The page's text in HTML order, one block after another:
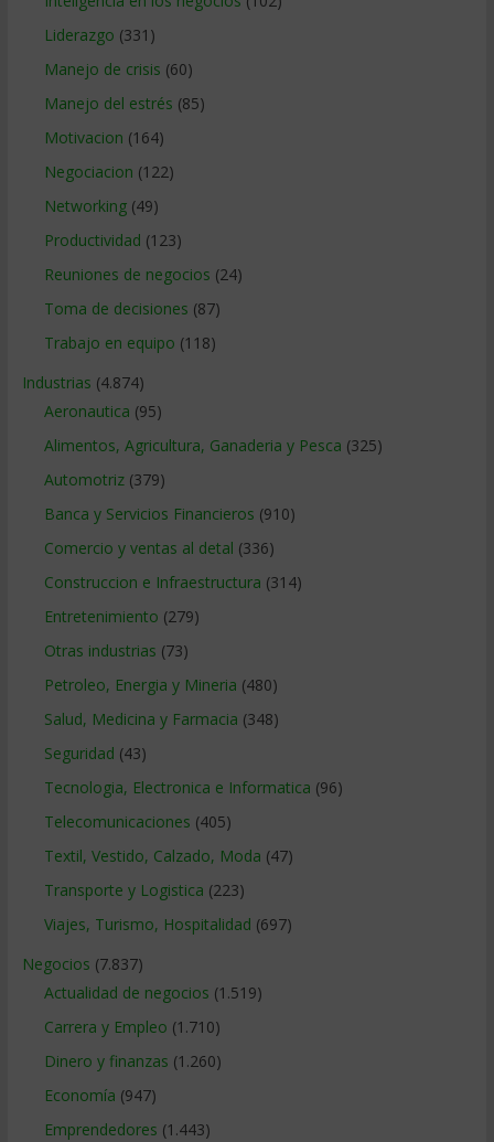
Liderazgo (331)
Manejo de crisis (60)
Manejo del estrés (85)
Motivacion (164)
Negociacion (122)
Networking(49)
Productividad (123)
Reuniones de negocios (24)
Toma de decisiones (87)
Trabajo en equipo (118)
Industrias (4.874)
Aeronautica (95)
Alimentos, Agricultura, Ganaderia y Pesca (325)
Automotriz(379)
Banca y Servicios Financieros (910)
Comercio y ventas al detal (336)
Construccion e Infraestructura (314)
Entretenimiento (279)
Otras industrias (73)
Petroleo, Energia y Mineria (480)
Salud, Medicina y Farmacia (348)
Seguridad (43)
Tecnologia, Electronica e Informatica (96)
Telecomunicaciones (405)
Textil, Vestido, Calzado, Moda (47)
Transporte y Logistica (223)
Viajes, Turismo, Hospitalidad (697)
Negocios (7.837)
Actualidad de negocios (1.519)
Carrera y Empleo (1.710)
Dinero y finanzas (1.260)
Economía (947)
Emprendedores (1.443)